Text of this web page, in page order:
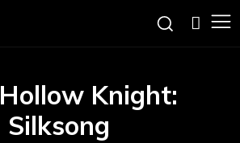
Hollow Knight:
Silksong